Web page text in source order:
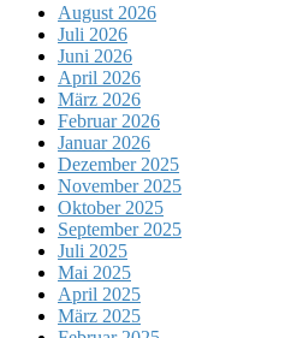
August 2026
Juli 2026
Juni 2026
April 2026
März 2026
Februar 2026
Januar 2026
Dezember 2025
November 2025
Oktober 2025
September 2025
Juli 2025
Mai 2025
April 2025
März 2025